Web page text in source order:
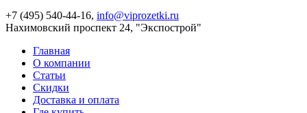
+7 (495) 540-44-16, info@viprozetki.ru
Нахимовский проспект 24, "Экспострой"
Главная
О компании
Статьи
Скидки
Доставка и оплата